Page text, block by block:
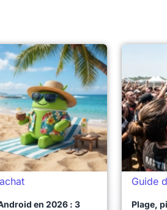
en 2026 : 3
Guide
Plage,